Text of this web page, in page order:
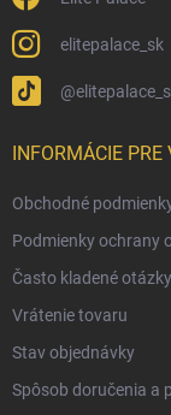
elitepalace_sk
INFORMÁCIE PRE
Obchodné
Podmienky ochrany
Často kladené otázky
Vrátenie tovaru
Stav objednávky
Spôsob doručenia a